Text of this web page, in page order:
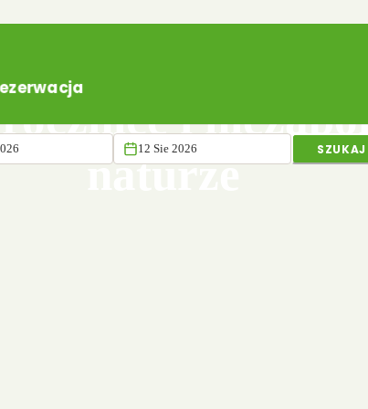
SZUKAJ
i
naturze